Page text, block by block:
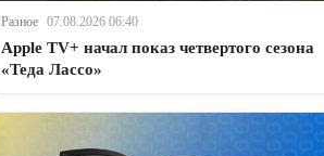
Разное 07.08.2026 06:40
Apple TV+ начал показ четвертого сезона
«Теда Лассо»